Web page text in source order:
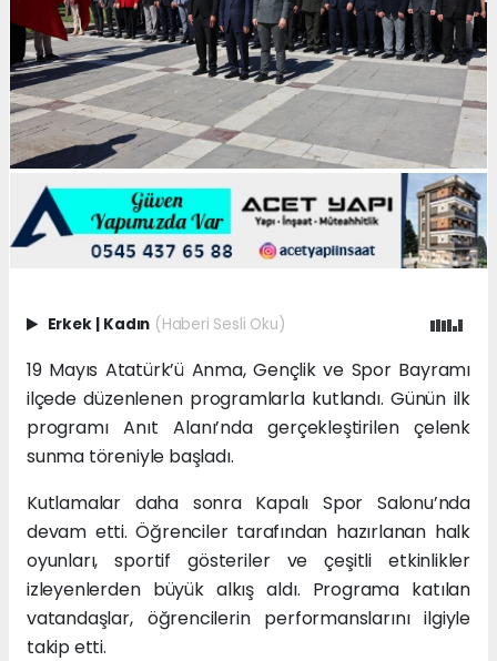
Erkek | Kadın (Haberi Sesli Oku)
19 Mayıs Atatürk’ü Anma, Gençlik ve Spor Bayramı
ilçede düzenlenen programlarla kutlandı. Günün ilk
programı Anıt Alanı’nda gerçekleştirilen çelenk
sunma töreniyle başladı.
Kutlamalar daha sonra Kapalı Spor Salonu’nda
devam etti. Öğrenciler tarafından hazırlanan halk
oyunları, sportif gösteriler ve çeşitli etkinlikler
izleyenlerden büyük alkış aldı. Programa katılan
vatandaşlar, öğrencilerin performanslarını ilgiyle
takip etti.